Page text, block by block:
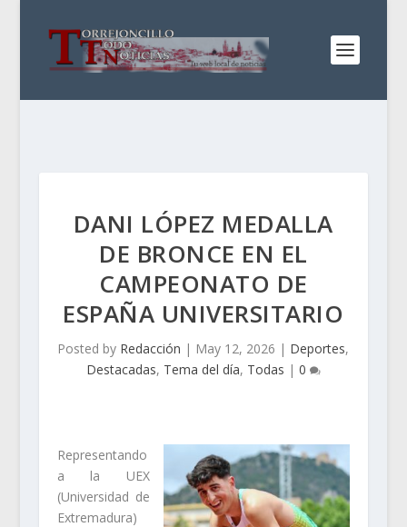
DANI LÓPEZ MEDALLA
DE BRONCE EN EL
CAMPEONATO DE
ESPAÑA UNIVERSITARIO
Posted by Redacción | May 12, 2026 | Deportes,
Destacadas, Tema del día, Todas | 0
Representando
a la UEX
(Universidad de
Extremadura)